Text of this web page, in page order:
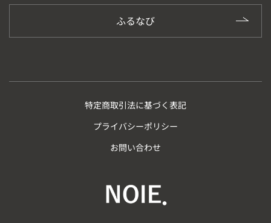
ふるなび
特定商取引法に基づく表記
プライバシーポリシー
お問い合わせ